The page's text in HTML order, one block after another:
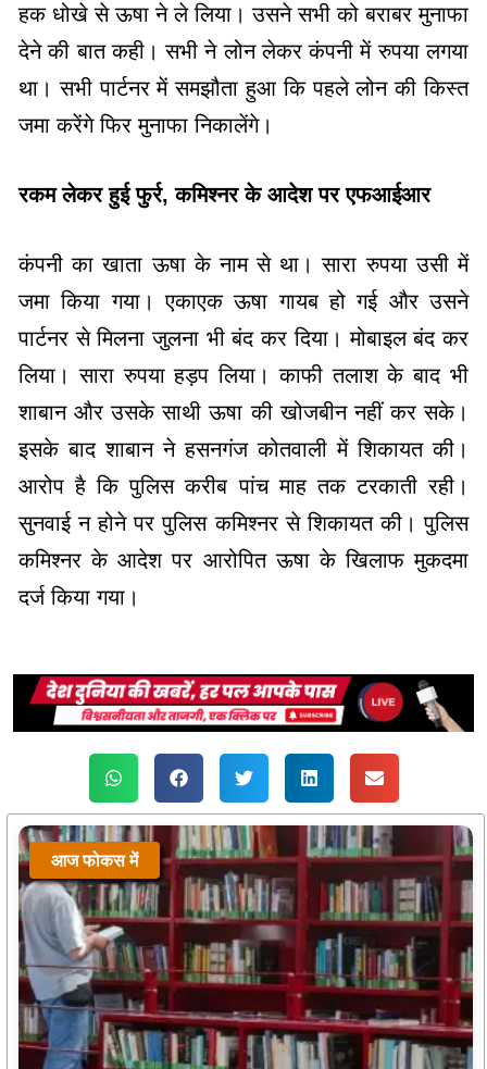
हक धोखे से ऊषा ने ले लिया। उसने सभी को बराबर मुनाफा
देने की बात कही। सभी ने लोन लेकर कंपनी में रुपया लगया
था। सभी पार्टनर में समझौता हुआ कि पहले लोन की किस्त
जमा करेंगे फिर मुनाफा निकालेंगे।
रकम लेकर हुई फुर्र, कमिश्नर के आदेश पर एफआईआर
कंपनी का खाता ऊषा के नाम से था। सारा रुपया उसी में
जमा किया गया। एकाएक ऊषा गायब हो गई और उसने
पार्टनर से मिलना जुलना भी बंद कर दिया। मोबाइल बंद कर
लिया। सारा रुपया हड़प लिया। काफी तलाश के बाद भी
शाबान और उसके साथी ऊषा की खोजबीन नहीं कर सके।
इसके बाद शाबान ने हसनगंज कोतवाली में शिकायत की।
आरोप है कि पुलिस करीब पांच माह तक टरकाती रही।
सुनवाई न होने पर पुलिस कमिश्नर से शिकायत की। पुलिस
कमिश्नर के आदेश पर आरोपित ऊषा के खिलाफ मुकदमा
दर्ज किया गया।
आज फोकस में